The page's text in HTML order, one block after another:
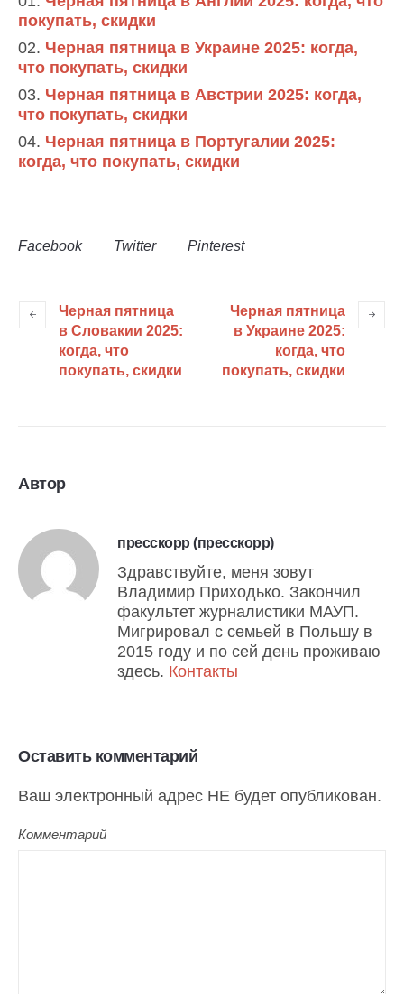
покупать, скидки
Черная пятница в Украине 2025: когда,
что покупать, скидки
Черная пятница в Австрии 2025: когда,
что покупать, скидки
Черная пятница в Португалии 2025:
когда, что покупать, скидки
Facebook Twitter Pinterest
Черная пятница
в Словакии 2025:
когда, что
покупать, скидки
Черная пятница
в Украине 2025:
когда, что
покупать, скидки
Автор
пресскорр (пресскорр)
Здравствуйте, меня зовут
Владимир Приходько. Закончил
факультет журналистики МАУП.
Мигрировал с семьей в Польшу в
2015 году и по сей день проживаю
здесь. Контакты
Оставить комментарий
Ваш электронный адрес НЕ будет опубликован.
Комментарий